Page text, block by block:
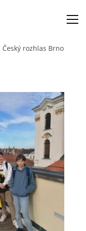
Český rozhlas Brno